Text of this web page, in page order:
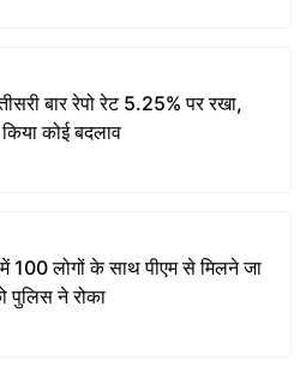
बार रेपो रेट 5.25% पर रखा,
किया कोई बदलाव
100 लोगों के साथ पीएम से मिलने जा
पुलिस ने रोका